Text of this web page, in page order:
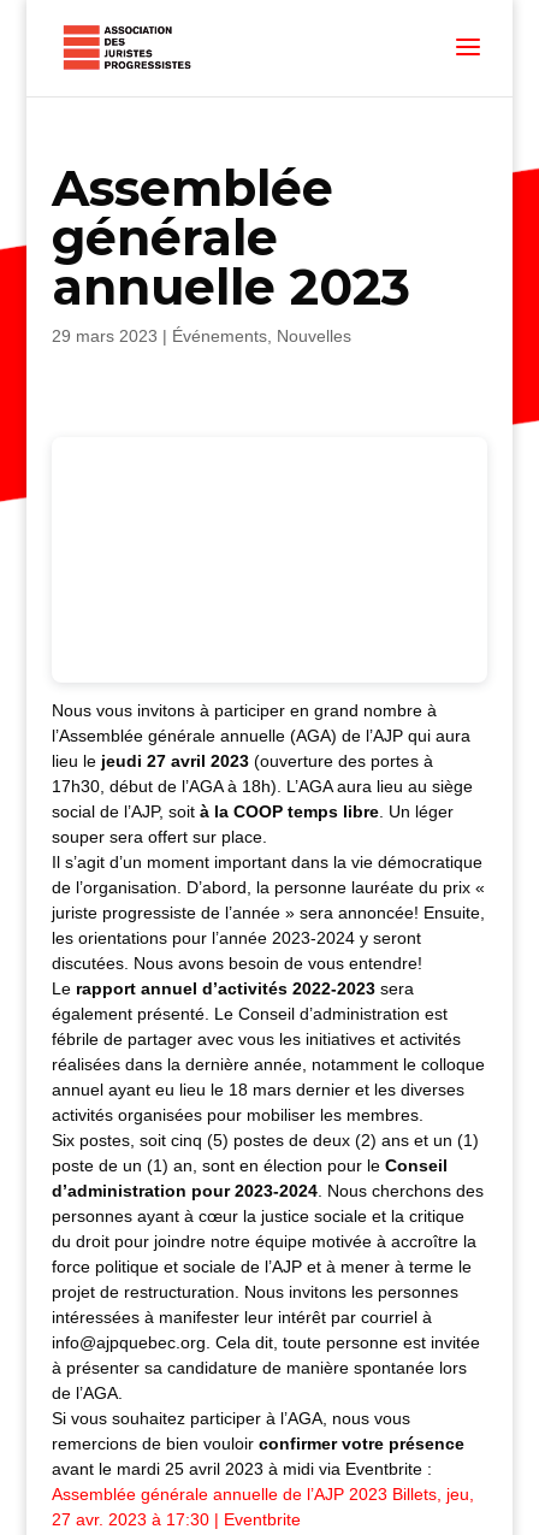
Assemblée
générale
annuelle 2023
29 mars 2023 | Événements, Nouvelles
Nous vous invitons à participer en grand nombre à
l’Assemblée générale annuelle (AGA) de l’AJP qui aura
lieu le jeudi 27 avril 2023(ouverture des portes à
17h30, début de l’AGA à 18h). L’AGA aura lieu au siège
social de l’AJP, soit à la COOP temps libre. Un léger
souper sera offert sur place.
Il s’agit d’un moment important dans la vie démocratique
de l’organisation. D’abord, la personne lauréate du prix «
juriste progressiste de l’année » sera annoncée! Ensuite,
les orientations pour l’année 2023-2024 y seront
discutées. Nous avons besoin de vous entendre!
Le rapport annuel d’activités 2022-2023sera
également présenté. Le Conseil d’administration est
fébrile de partager avec vous les initiatives et activités
réalisées dans la dernière année, notamment le colloque
annuel ayant eu lieu le 18 mars dernier et les diverses
activités organisées pour mobiliser les membres.
Six postes, soit cinq (5) postes de deux (2) ans et un (1)
poste de un (1) an, sont en élection pour le Conseil
d’administration pour 2023-2024. Nous cherchons des
personnes ayant à cœur la justice sociale et la critique
du droit pour joindre notre équipe motivée à accroître la
force politique et sociale de l’AJP et à mener à terme le
projet de restructuration. Nous invitons les personnes
intéressées à manifester leur intérêt par courriel à
info@ajpquebec.org. Cela dit, toute personne est invitée
à présenter sa candidature de manière spontanée lors
de l’AGA.
Si vous souhaitez participer à l’AGA, nous vous
remercions de bien vouloir confirmer votre présence
avant le mardi 25 avril 2023 à midi via Eventbrite :
Assemblée générale annuelle de l’AJP 2023 Billets, jeu,
27 avr. 2023 à 17:30 | Eventbrite